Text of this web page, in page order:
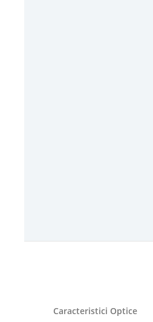
Caracteristici Optice